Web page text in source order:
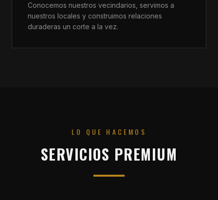
Conocemos nuestros vecindarios, servimos a
nuestros locales y construimos relaciones
duraderas un corte a la vez.
LO QUE HACEMOS
SERVICIOS PREMIUM